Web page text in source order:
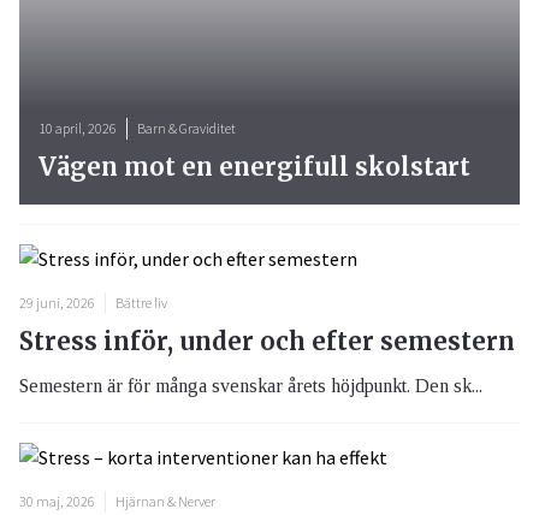
29 juni, 2026 Bättre liv
Stress inför, under och efter semestern
Semestern är för många svenskar årets höjdpunkt. Den sk...
30 maj, 2026 Hjärnan & Nerver
10 april, 2026 Barn & Graviditet
Vägen mot en energifull skolstart